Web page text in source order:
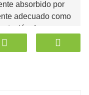
absorbido por
adecuado como
de
un buen efecto
y
sin olor